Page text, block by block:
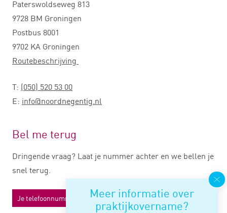
Meer informatie over
praktijkovername?
Paterswoldseweg 813
9728 BM Groningen
Postbus 8001
9702 KA Groningen
Routebeschrijving
T: (050) 520 53 00
E: info@noordnegentig.nl
Bel me terug
Dringende vraag? Laat je nummer achter en we bellen je
snel terug.